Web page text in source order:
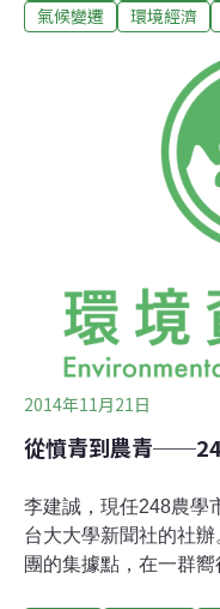
市江陰，繼而投入名
工走樓梯，事務所承
案，士翔說：「在那
的訊息。即使學校教
多的高科技去處理，
題。」這樣的工作經
不時興加班，辦公室6
超過10小時，現在一
另一個年輕實習生，很
氣候變遷
環境經濟
2014年11月21日
從憤青到農青
李建誠，現任248農學
台大大學新聞社的社
團的集據點，在一群